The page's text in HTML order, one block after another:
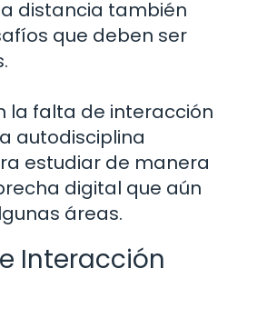
distancia también
que deben ser
la falta de interacción
autodisciplina
estudiar de manera
digital que aún
áreas.
Interacción